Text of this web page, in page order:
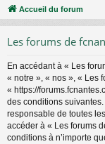
co u
Accueil du forum
Les forums de
En accédant à « Les
« notre », « nos », « Les
« https://
des conditions
responsable de toutes
accéder à « Les forums
conditions à n’importe